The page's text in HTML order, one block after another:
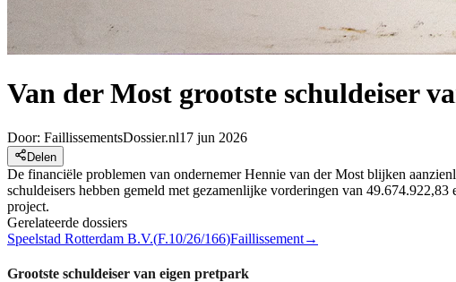
Van der Most grootste schuldeiser
Door: FaillissementsDossier.nl17 jun 2026
Delen
De financiële problemen van ondernemer Hennie van der Most blijken
schuldeisers hebben gemeld met gezamenlijke vorderingen van
project.
Gerelateerde dossiers
Speelstad Rotterdam B.V.(F.10/26/166)Faillissement→
Grootste schuldeiser van eigen pretpark